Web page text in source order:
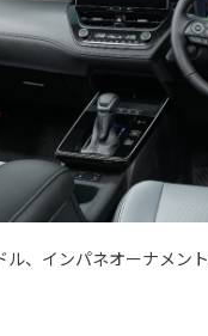
ル、インパネオーナメン